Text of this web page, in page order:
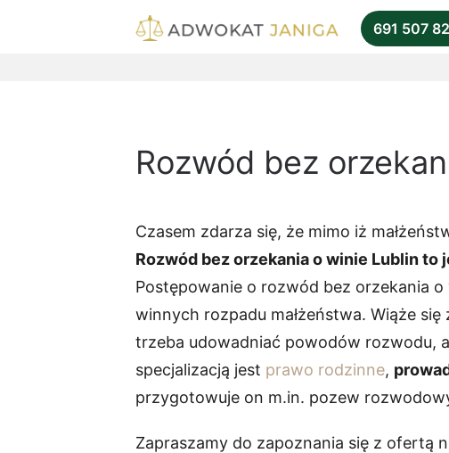
691 507
Rozwód bez
Czasem zdarza się, że mimo iż
Rozwód bez orzekania o winie Lublin to
Postępowanie o rozwód bez orzekania
winnych rozpadu małżeństwa. Wiąże
trzeba udowadniać powodów rozwodu,
specjalizacją jest prawo rodzinne,
przygotowuje on m.in. pozew
Zapraszamy do zapoznania się z ofertą